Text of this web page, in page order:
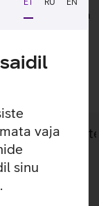
ET RU EN
vaja
sinu
lisaks ka tasuta
ümbris katab